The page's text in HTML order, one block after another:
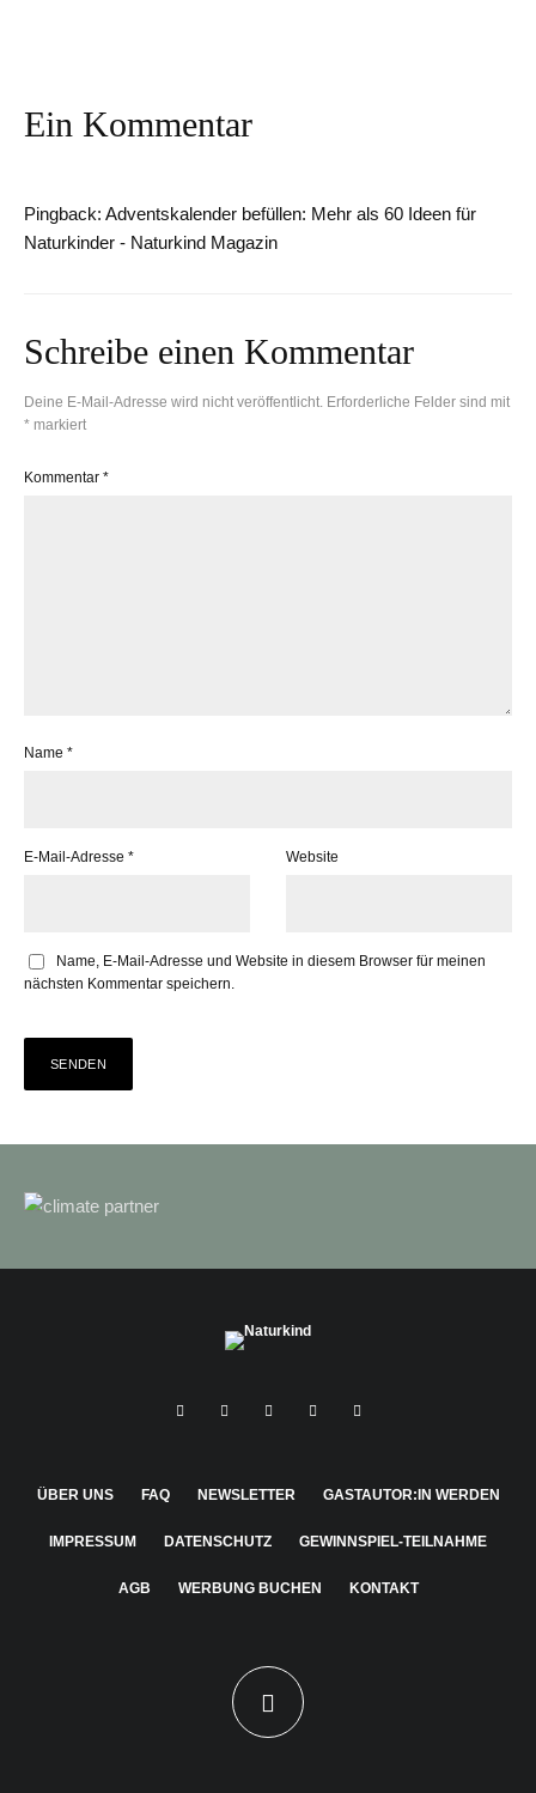
Ein Kommentar
Pingback: Adventskalender befüllen: Mehr als 60 Ideen für
Naturkinder - Naturkind Magazin
Schreibe einen Kommentar
Deine E-Mail-Adresse wird nicht veröffentlicht. Erforderliche Felder sind mit
* markiert
Kommentar *
Name *
E-Mail-Adresse * Website
Name, E-Mail-Adresse und Website in diesem Browser für meinen
nächsten Kommentar speichern.
ÜBER UNS FAQ NEWSLETTER GASTAUTOR:IN WERDEN
IMPRESSUM DATENSCHUTZ GEWINNSPIEL-TEILNAHME
AGB WERBUNG BUCHEN KONTAKT